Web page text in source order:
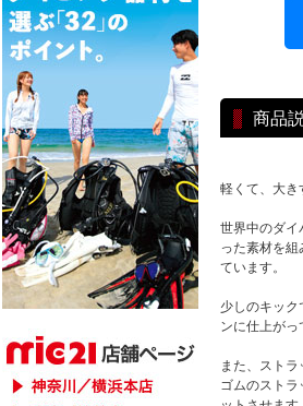
商品
軽くて、大き
世界中のダイ
った素材を
ています。
少しのキッ
ンに仕上がっ
また、スト
ゴムのスト